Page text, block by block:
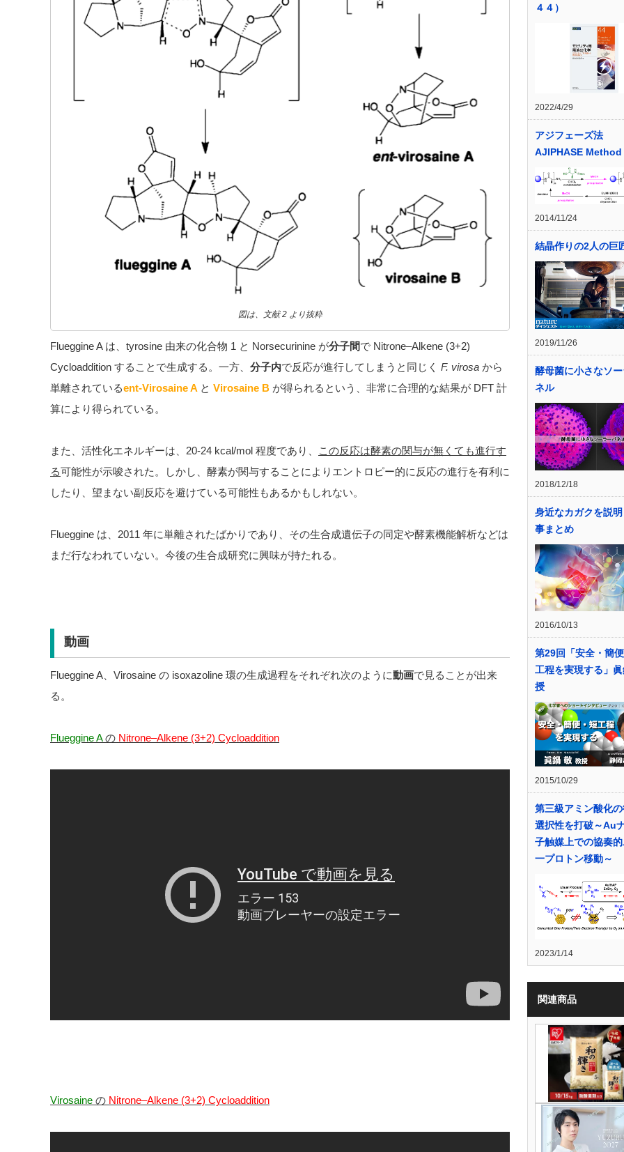
図は、文献 2 より抜粋
Flueggine A は、tyrosine 由来の化合物 1 と Norsecurinine が分子間で Nitrone–Alkene (3+2)
Cycloaddition することで生成する。一方、 分子内で反応が進行してしまうと同じく F. virosa から
単離されているent-Virosaine A と Virosaine B が得られるという、非常に合理的な結果が DFT 計
算により得られている。
また、活性化エネルギーは、20-24 kcal/mol 程度であり、
この反応は酵素の関与が無くても進行す
る可能性が示唆された。しかし、酵素が関与することによりエントロピー的に反応の進行を有利に
したり、望まない副反応を避けている可能性もあるかもしれない。
Flueggine は、2011 年に単離されたばかりであり、その生合成遺伝子の同定や酵素機能解析などは
まだ行なわれていない。今後の生合成研究に興味が持たれる。
動画
Flueggine A、Virosaine の isoxazoline 環の生成過程をそれぞれ次のように動画で見ることが出来
る。
Flueggine Aの Nitrone–Alkene (3+2) Cycloaddition
Virosaine の Nitrone–Alkene (3+2) Cycloaddition
４４）
2022/4/29
アジフェーズ法
AJIPHASE Method
2014/11/24
結晶作りの2人の巨
2019/11/26
酵母菌に小さなソ
ネル
2018/12/18
身近なカガクを説
事まとめ
2016/10/13
第29回「安全・簡
工程を実現する」
授
2015/10/29
第三級アミン酸化
選択性を打破～Au
子触媒上での協奏
一プロトン移動～
2023/1/14
関連商品